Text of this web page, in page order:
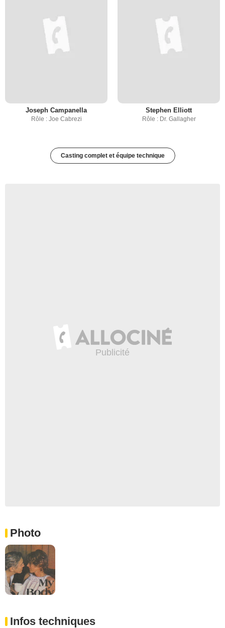
Joseph Campanella
Rôle : Joe Cabrezi
Stephen Elliott
Rôle : Dr. Gallagher
Casting complet et équipe technique
Photo
Infos techniques